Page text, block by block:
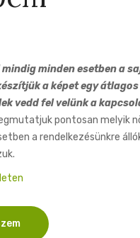
minden esetben a
a képet egy
vedd fel velünk a
pontosan melyik
a rendelkezésünkre